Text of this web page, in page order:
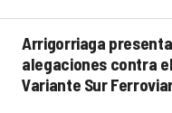
Arrigorriaga
alegaciones contra
Variante Sur